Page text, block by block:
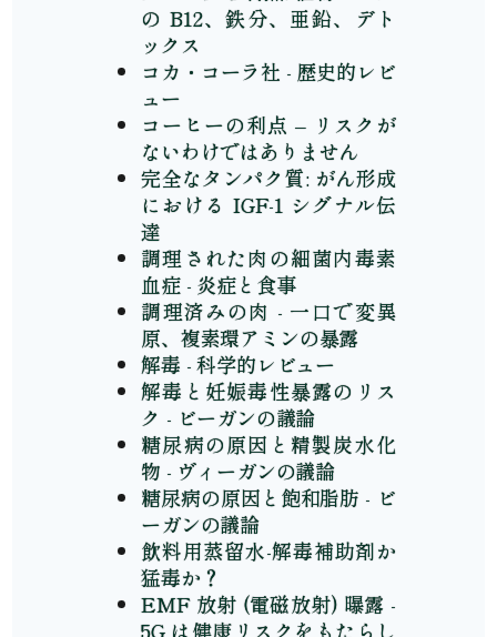
の B12、鉄分、亜鉛、デト
ックス
コカ・コーラ社 - 歴史的レビ
ュー
コーヒーの利点 – リスクが
ないわけではありません
完全なタンパク質: がん形成
における IGF-1 シグナル伝
達
調理された肉の細菌内毒素
血症 - 炎症と食事
調理済みの肉 - 一口で変異
原、複素環アミンの暴露
解毒 - 科学的レビュー
解毒と妊娠毒性暴露のリス
ク - ビーガンの議論
糖尿病の原因と精製炭水化
物 - ヴィーガンの議論
糖尿病の原因と飽和脂肪 - ビ
ーガンの議論
飲料用蒸留水-解毒補助剤か
猛毒か？
EMF 放射 (電磁放射) 曝露 -
5G は健康リスクをもたらし